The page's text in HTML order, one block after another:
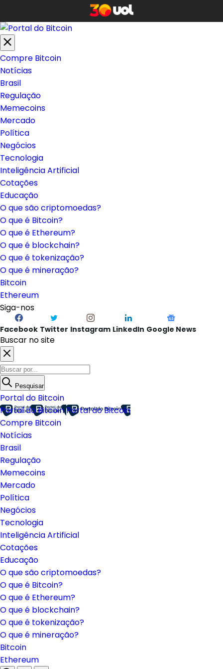
Compre Bitcoin
Notícias
Brasil
Regulação
Memecoins
Mercado
Política
Negócios
Tecnologia
Inteligência Artificial
Cotações
Educação
O que são criptomoedas?
O que é Bitcoin?
O que é Ethereum?
O que é blockchain?
O que é tokenização?
O que é mineração?
Bitcoin
Ethereum
Siga-nos
Facebook Twitter Instagram LinkedIn Google News
Buscar no site
Pesquisar
Portal do Bitcoin
Portal do BitcoinPortal do Bitcoin
Compre Bitcoin
Notícias
Brasil
Regulação
Memecoins
Mercado
Política
Negócios
Tecnologia
Inteligência Artificial
Cotações
Educação
O que são criptomoedas?
O que é Bitcoin?
O que é Ethereum?
O que é blockchain?
O que é tokenização?
O que é mineração?
Bitcoin
Ethereum